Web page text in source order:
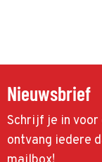
Nieuwsbrief
Schrijf je in
ontvang iedere